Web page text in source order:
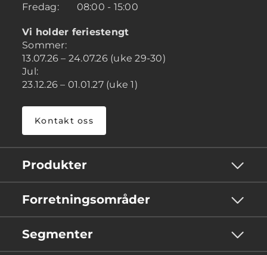
Fredag: 08:00 - 15:00
Vi holder feriestengt
Sommer:
13.07.26 – 24.07.26 (uke 29-30)
Jul:
23.12.26 – 01.01.27 (uke 1)
Kontakt oss
Produkter
Forretningsområder
Segmenter